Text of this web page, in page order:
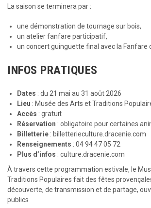
La saison se terminera par :
une démonstration de tournage sur bois,
un atelier fanfare participatif,
un concert guinguette final avec la Fanfare
INFOS PRATIQUES
Dates : du 21 mai au 31 août 2026
Lieu : Musée des Arts et Traditions
Accès : gratuit
Réservation : obligatoire pour certaines
Billetterie : billetterieculture.dracenie.com
Renseignements : 04 94 47 05 72
Plus d’infos : culture.dracenie.com
À travers cette programmation estivale, le
Traditions Populaires fait des fêtes
découverte, de transmission et de partage,
publics